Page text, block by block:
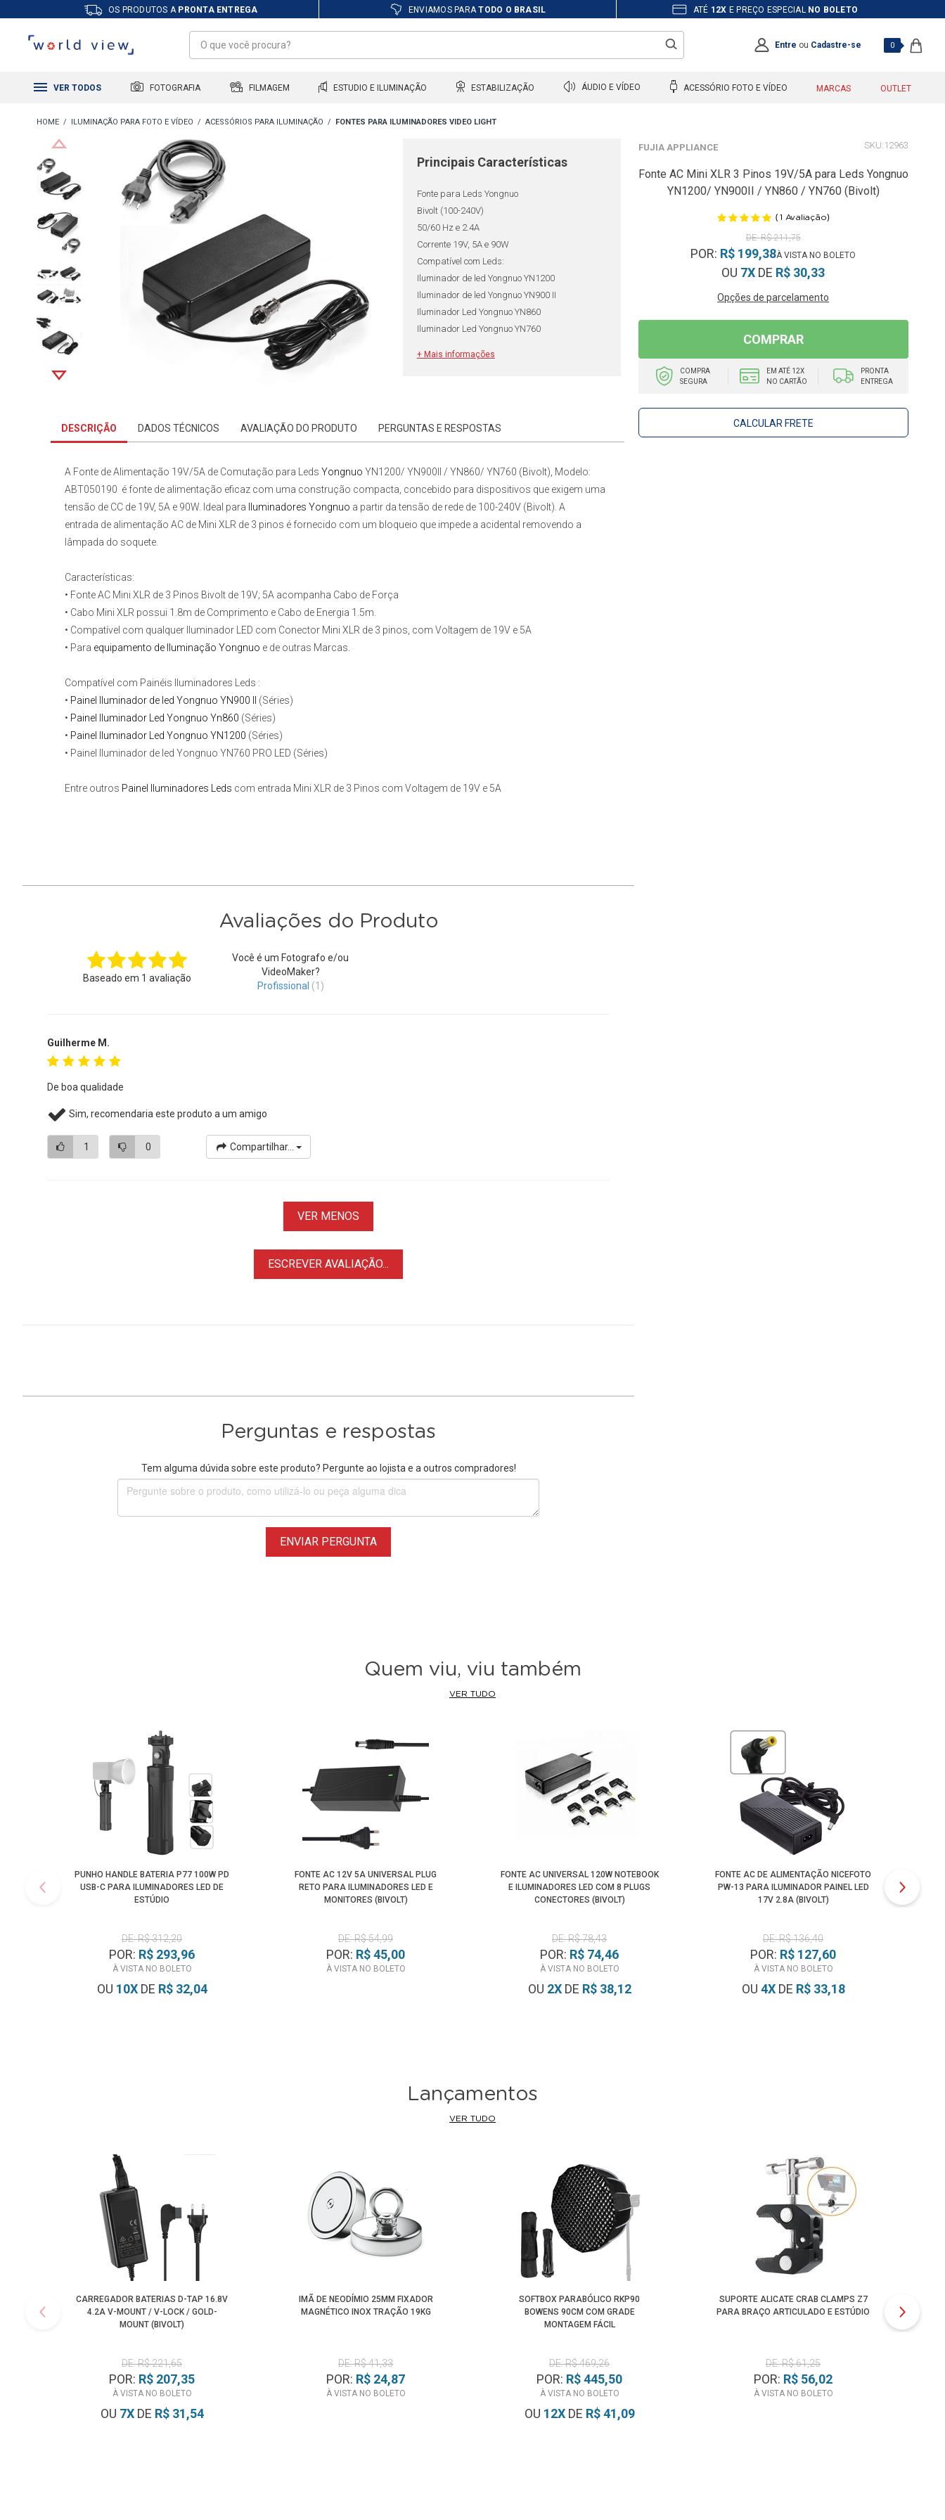
OS PRODUTOS A PRONTA ENTREGA ENVIAMOS PARATODO O BRASIL ATÉ 12X E PREÇO ESPECIAL NO BOLETO
Entre ou Cadastre-se 0
VER TODOS FOTOGRAFIA FILMAGEM ESTUDIO E ILUMINAÇÃO ESTABILIZAÇÃO ÁUDIO E VÍDEO ACESSÓRIO FOTO E VÍDEO MARCAS OUTLET
ILUMINAÇÃO PARA FOTO E VÍDEO ACESSÓRIOS PARA ILUMINAÇÃO FONTES PARA ILUMINADORES VIDEO LIGHT
Principais Características
Fonte para Leds Yongnuo
Bivolt (100-240V)
50/60 Hz e 2.4A
Corrente 19V, 5A e 90W
Compatível com Leds:
Iluminador de led Yongnuo YN1200
Iluminador de led Yongnuo YN900 II
Iluminador Led Yongnuo YN860
Iluminador Led Yongnuo YN760
+ Mais informações
FUJIA APPLIANCE 12963
Fonte AC Mini XLR 3 Pinos 19V/5A para Leds Yongnuo
YN1200/ YN900II / YN860 / YN760 (Bivolt)
(1 Avaliação)
R$ 211,75
POR: R$ 199,38
OU 7X DE R$ 30,33
Opções de parcelamento
COMPRAR
COMPRA
SEGURA
EM ATÉ 12X
NO CARTÃO
PRONTA
ENTREGA
CALCULAR FRETE
DESCRIÇÃO DADOS TÉCNICOS AVALIAÇÃO DO PRODUTO PERGUNTAS E RESPOSTAS
A Fonte de Alimentação 19V/5A de Comutação para Leds Yongnuo YN1200/ YN900II / YN860/ YN760 (Bivolt) , Modelo:
ABT050190 é fonte de alimentação eficaz com uma construção compacta, concebido para dispositivos que exigem uma
tensão de CC de 19V, 5A e 90W. Ideal para
Iluminadores Yongnuo a partir da tensão de rede de 100-240V (Bivolt). A
entrada de alimentação AC de Mini XLR de 3 pinos é fornecido com um bloqueio que impede a acidental removendo a
lâmpada do soquete.
Características:
• Fonte AC Mini XLR de 3 Pinos Bivolt de 19V; 5A acompanha Cabo de Força
• Cabo Mini XLR possui 1.8m de Comprimento e Cabo de Energia 1.5m.
• Compatível com qualquer Iluminador LED com Conector Mini XLR de 3 pinos, com Voltagem de 19V e 5A
• Para equipamento de Iluminação Yongnuo e de outras Marcas.
Compatível com Painéis Iluminadores Leds :
• Painel Iluminador de led Yongnuo YN900 II
(Séries)
• Painel Iluminador Led Yongnuo Yn860 (Séries)
• Painel Iluminador Led Yongnuo YN1200 (Séries)
• Painel Iluminador de led Yongnuo YN760 PRO LED (Séries)
Entre outros Painel Iluminadores Leds com entrada Mini XLR de 3 Pinos com Voltagem de 19V e 5A
Avaliações do Produto
Baseado em 1 avaliação
Você é um Fotografo e/ou
VideoMaker?
Profissional (1)
Guilherme M.
De boa qualidade
Sim, recomendaria este produto a um amigo
1 0 Compartilhar...
VER MENOS
ESCREVER AVALIAÇÃO...
Perguntas e respostas
Tem alguma dúvida sobre este produto? Pergunte ao lojista e a outros compradores!
ENVIAR PERGUNTA
Quem viu, viu também
VER TUDO
PUNHO HANDLE BATERIA P77 100W PD
USB-C PARA ILUMINADORES LED DE
ESTÚDIO
DE: R$ 312,20
POR: R$ 293,96
À VISTA NO BOLETO
OU 10XDE R$ 32,04
FONTE AC 12V 5A UNIVERSAL PLUG
RETO PARA ILUMINADORES LED E
MONITORES (BIVOLT)
DE: R$ 54,99
POR: R$ 45,00
À VISTA NO BOLETO
FONTE AC UNIVERSAL 120W NOTEBOOK
E ILUMINADORES LED COM 8 PLUGS
CONECTORES (BIVOLT)
DE: R$ 78,43
POR: R$ 74,46
À VISTA NO BOLETO
OU 2XDE R$ 38,12
FONTE AC DE ALIMENTAÇÃO NICEFOTO
PW-13 PARA ILUMINADOR PAINEL LED
17V 2.8A (BIVOLT)
DE: R$ 136,40
POR: R$ 127,60
À VISTA NO BOLETO
OU 4XDE R$ 33,18
Lançamentos
VER TUDO
CARREGADOR BATERIAS D-TAP 16.8V
4.2A V-MOUNT / V-LOCK / GOLD-
MOUNT (BIVOLT)
DE: R$ 221,65
POR: R$ 207,35
À VISTA NO BOLETO
OU 7XDE R$ 31,54
IMÃ DE NEODÍMIO 25MM FIXADOR
MAGNÉTICO INOX TRAÇÃO 19KG
DE: R$ 41,33
POR: R$ 24,87
À VISTA NO BOLETO
SOFTBOX PARABÓLICO RKP90
BOWENS 90CM COM GRADE
MONTAGEM FÁCIL
DE: R$ 469,26
POR: R$ 445,50
À VISTA NO BOLETO
OU 12XDE R$ 41,09
SUPORTE ALICATE CRAB CLAMPS Z7
PARA BRAÇO ARTICULADO E ESTÚDIO
DE: R$ 61,25
POR: R$ 56,02
À VISTA NO BOLETO